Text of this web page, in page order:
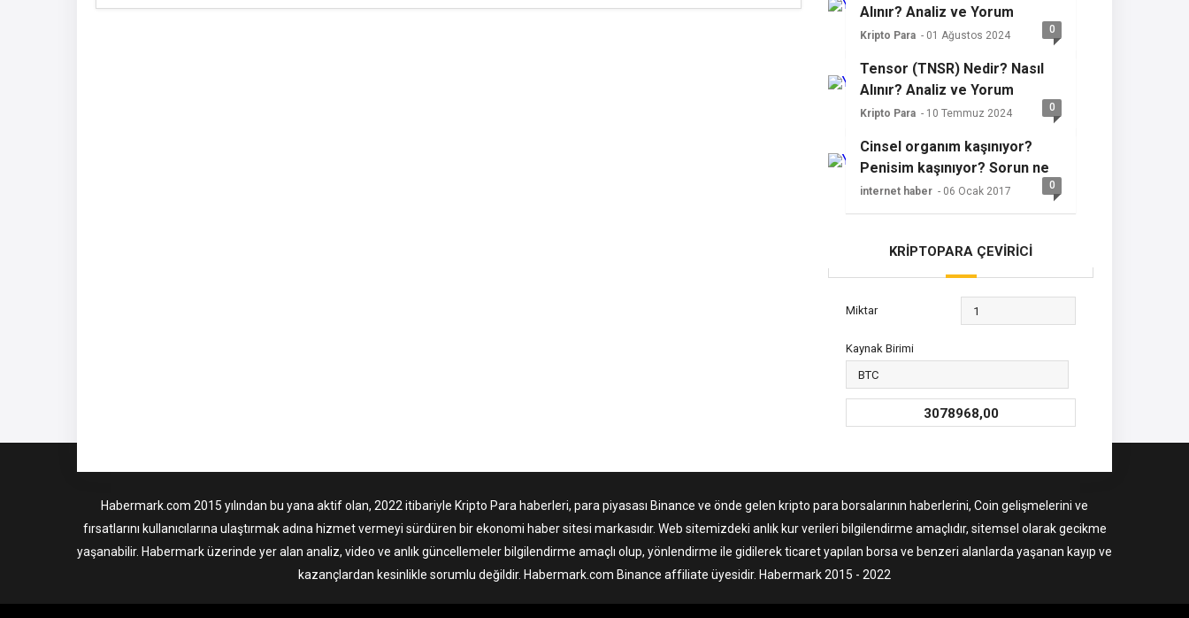
Alınır? Analiz ve Yorum
Kripto Para - 01 Ağustos 2024 0
Tensor (TNSR) Nedir? Nasıl
Alınır? Analiz ve Yorum
Kripto Para - 10 Temmuz 2024 0
Cinsel organım kaşınıyor?
Penisim kaşınıyor? Sorun ne
olabilir?
internet haber - 06 Ocak 2017 0
KRİPTOPARA ÇEVİRİCİ
Miktar
Kaynak Birimi
3078968,00
Habermark.com 2015 yılından bu yana aktif olan, 2022 itibariyle Kripto Para haberleri, para piyasası Binance ve önde gelen kripto para borsalarının haberlerini, Coin gelişmelerini ve
fırsatlarını kullanıcılarına ulaştırmak adına hizmet vermeyi sürdüren bir ekonomi haber sitesi markasıdır. Web sitemizdeki anlık kur verileri bilgilendirme amaçlıdır, sitemsel olarak gecikme
yaşanabilir. Habermark üzerinde yer alan analiz, video ve anlık güncellemeler bilgilendirme amaçlı olup, yönlendirme ile gidilerek ticaret yapılan borsa ve benzeri alanlarda yaşanan kayıp ve
kazançlardan kesinlikle sorumlu değildir. Habermark.com Binance affiliate üyesidir. Habermark 2015 - 2022